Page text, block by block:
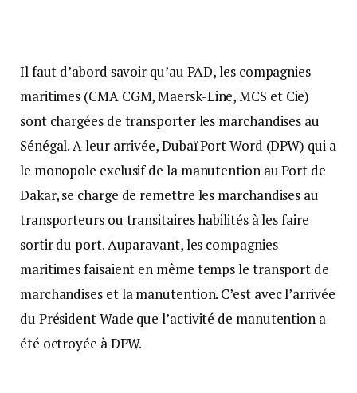
Il faut d’abord savoir qu’au PAD, les compagnies
maritimes (CMA CGM, Maersk-Line, MCS et Cie)
sont chargées de transporter les marchandises au
Sénégal. A leur arrivée, Dubaï Port Word (DPW) qui a
le monopole exclusif de la manutention au Port de
Dakar, se charge de remettre les marchandises au
transporteurs ou transitaires habilités à les faire
sortir du port. Auparavant, les compagnies
maritimes faisaient en même temps le transport de
marchandises et la manutention. C’est avec l’arrivée
du Président Wade que l’activité de manutention a
été octroyée à DPW.